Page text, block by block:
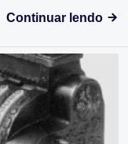
Continuar lendo